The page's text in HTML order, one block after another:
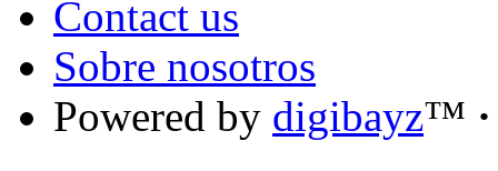
Recién llegadas:las
8 plus,iphone 7/7plus
,
Samsung!
Contact us
Sobre nosotros
Powered by digibayz™ ·